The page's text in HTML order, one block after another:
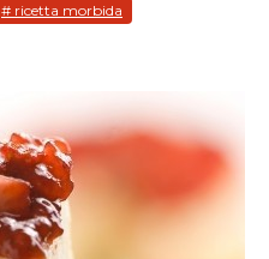
# ricetta morbida